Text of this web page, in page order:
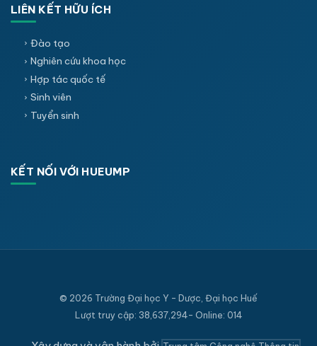
LIÊN KẾT HỮU ÍCH
Đào tạo
Nghiên cứu khoa học
Hợp tác quốc tế
Sinh viên
Tuyển sinh
KẾT NỐI VỚI HUEUMP
© 2026 Trường Đại học Y - Dược, Đại học Huế
Lượt truy cập: 38,637,294- Online: 014